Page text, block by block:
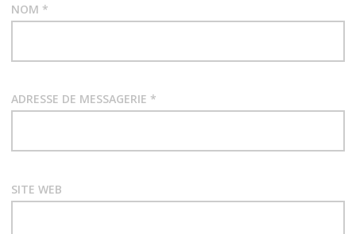
s
a
r
c
NOM *
ADRESSE DE MESSAGERIE *
SITE WEB